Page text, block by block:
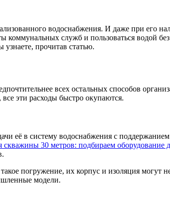
водоснабжения. И даже при его
коммунальных служб и пользоваться водой
прочитав статью.
всех остальных способов
эти расходы быстро окупаются.
её в систему водоснабжения с
скважины 30 метров: подбираем оборудование
погружение, их корпус и изоляция могут
модели.